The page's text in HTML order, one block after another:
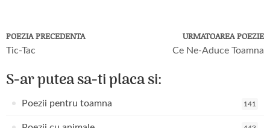
POEZIA PRECEDENTA
Tic-Tac
URMATOAREA POEZIE
Ce Ne-Aduce Toamna
S-ar putea sa-ti placa si:
Poezii pentru toamna 141